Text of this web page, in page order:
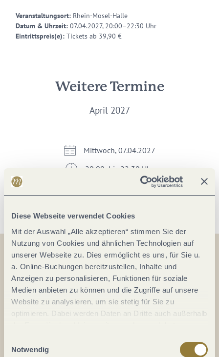
Diese Webseite verwendet Cookies
Mit der Auswahl „Alle akzeptieren“ stimmen Sie der
Nutzung von Cookies und ähnlichen Technologien auf
unserer Webseite zu. Dies ermöglicht es uns, für Sie u.
a. Online-Buchungen bereitzustellen, Inhalte und
Anzeigen zu personalisieren, Funktionen für soziale
Medien anbieten zu können und die Zugriffe auf unsere
Website zu analysieren, um sie stetig für Sie zu
optimieren. Dabei werden Daten an Dritte auch außerhalb
der Europäischen Union weitergegeben und dort
jederzeit widerrufen werden. Mit der Auswahl "Alle
Notwendig
Veranstaltungsort: Rhein-Mosel-Halle
Datum & Uhrzeit: 07.04.2027, 20:00–22:30 Uhr
Eintrittspreis(e): Tickets ab 39,90 €
Weitere Termine
April 2027
Mittwoch, 07.04.2027
20:00 bis 22:30 Uhr
Im Kalender speichern
Auf der Karte
Anreise planen